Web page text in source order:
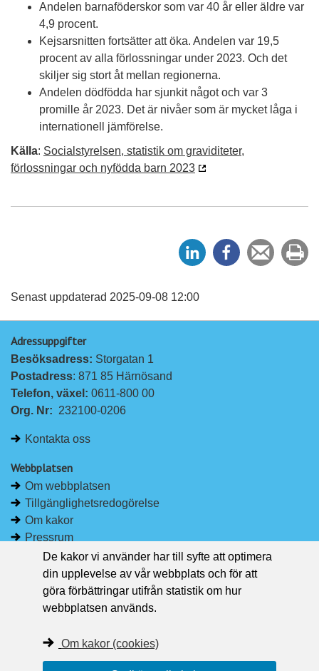
Andelen barnaföderskor som var 40 år eller äldre var
4,9 procent.
Kejsarsnitten fortsätter att öka. Andelen var 19,5
procent av alla förlossningar under 2023. Och det
skiljer sig stort åt mellan regionerna.
Andelen dödfödda har sjunkit något och var 3
promille år 2023. Det är nivåer som är mycket låga i
internationell jämförelse.
Källa: Socialstyrelsen, statistik om graviditeter,
förlossningar och nyfödda barn 2023
e
e
Tipsa
en
ut
Senast uppdaterad 2025-09-08 12:00
Adressuppgifter
Besöksadress: Storgatan 1
Postadress: 871 85 Härnösand
Telefon, växel: 0611-800 00
Org. Nr: 232100-0206
Kontakta oss
Webbplatsen
Om webbplatsen
Tillgänglighetsredogörelse
Om kakor
Pressrum
Håll dig uppdaterad
Följ Region Västernorrland på Facebook
Region Västernorrland i sociala medier
De kakor vi använder har till syfte att optimera
din upplevelse av vår webbplats och för att
göra förbättringar utifrån statistik om hur
webbplatsen används.
Om kakor (cookies)